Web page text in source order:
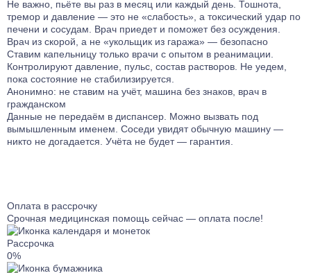
Лечение от ЛСД
Лечение от Мефедрона
Лечение от Лирики
Лечение от Экстази
Лечение от Фенозепама
Лечение от Бутирата
Лечение от Кокаина
Лечение от Героина
Консультация нарколога
Лечение от Опиума
Лечение от Фенобарбитала
Лечение от Эфедрина
Кодирование Агломиналом
Электроимпульсная терапия
Кодирование Током
Кодирование Селинкро
Кодирование Колме
Кодирование SITMST
Витамерц Депо
Алкоблокада
Кодирование на 1 год
Компьютерное кодирование
Лечение биполярного расстройства
Лечение панических атак
Лечение раздражительности
Лечение ПТСР
Лечение гиперактивности
Лечение деменции
Лечение дистимии
Лечение энуреза
Лечение психопатии
Лечение мании преследования
Лечение энкопреза
Не важно, пьёте вы раз в месяц или каждый день. Тошнота,
тремор и давление — это не «слабость», а токсический удар по
печени и сосудам. Врач приедет и поможет без осуждения.
Врач из скорой, а не «укольщик из гаража» — безопасно
Ставим капельницу только врачи с опытом в реанимации.
Контролируют давление, пульс, состав растворов. Не уедем,
пока состояние не стабилизируется.
Анонимно: не ставим на учёт, машина без знаков, врач в
гражданском
Данные не передаём в диспансер. Можно вызвать под
вымышленным именем. Соседи увидят обычную машину —
никто не догадается. Учёта не будет — гарантия.
Оплата в рассрочку
Срочная медицинская помощь сейчас — оплата после!
Рассрочка
0%